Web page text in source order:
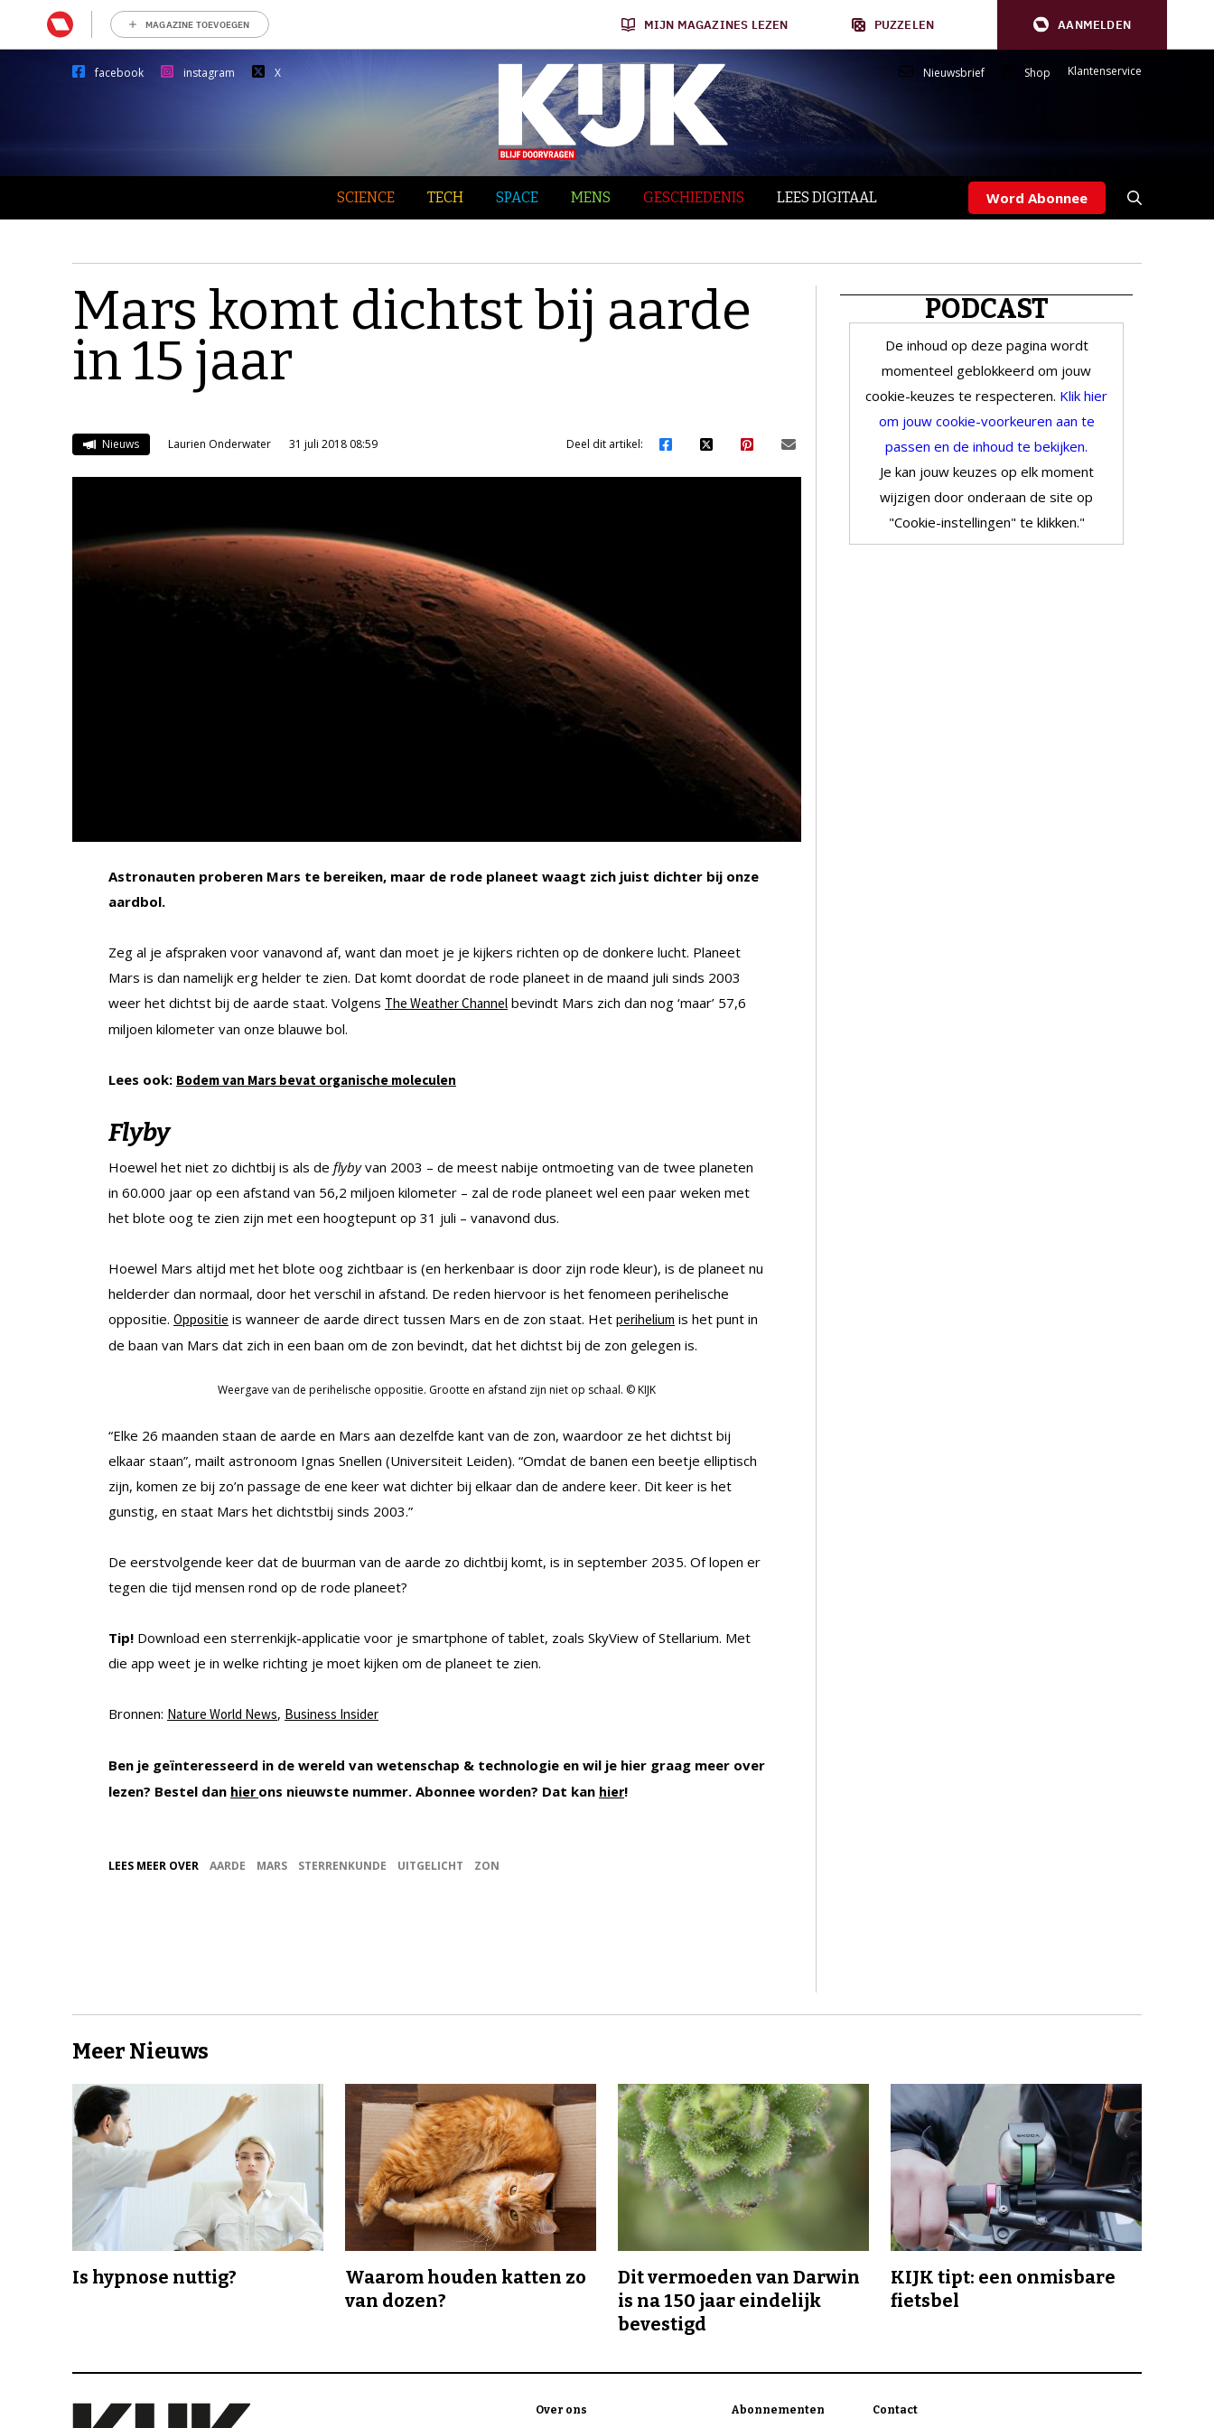
MAGAZINE TOEVOEGEN MIJN MAGAZINES LEZEN PUZZELEN AANMELDEN
facebook instagram X Nieuwsbrief Shop Klantenservice
SCIENCE TECH SPACE MENS GESCHIEDENIS LEES DIGITAAL Word Abonnee
Mars komt dichtst bij aarde
in 15 jaar
Nieuws Laurien Onderwater 31 juli 2018 08:59 Deel dit artikel:
Astronauten proberen Mars te bereiken, maar de rode planeet waagt zich juist dichter bij onze
aardbol.
Zeg al je afspraken voor vanavond af, want dan moet je je kijkers richten op de donkere lucht. Planeet
Mars is dan namelijk erg helder te zien. Dat komt doordat de rode planeet in de maand juli sinds 2003
weer het dichtst bij de aarde staat. Volgens The Weather Channel bevindt Mars zich dan nog ‘maar’ 57,6
miljoen kilometer van onze blauwe bol.
Lees ook: Bodem van Mars bevat organische moleculen
Flyby
Hoewel het niet zo dichtbij is als de flybyvan 2003 – de meest nabije ontmoeting van de twee planeten
in 60.000 jaar op een afstand van 56,2 miljoen kilometer – zal de rode planeet wel een paar weken met
het blote oog te zien zijn met een hoogtepunt op 31 juli – vanavond dus.
Hoewel Mars altijd met het blote oog zichtbaar is (en herkenbaar is door zijn rode kleur), is de planeet nu
helderder dan normaal, door het verschil in afstand. De reden hiervoor is het fenomeen perihelische
oppositie. Oppositie is wanneer de aarde direct tussen Mars en de zon staat. Het perihelium is het punt in
de baan van Mars dat zich in een baan om de zon bevindt, dat het dichtst bij de zon gelegen is.
Weergave van de perihelische oppositie. Grootte en afstand zijn niet op schaal. © KIJK
“Elke 26 maanden staan de aarde en Mars aan dezelfde kant van de zon, waardoor ze het dichtst bij
elkaar staan”, mailt astronoom Ignas Snellen (Universiteit Leiden). “Omdat de banen een beetje elliptisch
zijn, komen ze bij zo’n passage de ene keer wat dichter bij elkaar dan de andere keer. Dit keer is het
gunstig, en staat Mars het dichtstbij sinds 2003.”
De eerstvolgende keer dat de buurman van de aarde zo dichtbij komt, is in september 2035. Of lopen er
tegen die tijd mensen rond op de rode planeet?
Tip! Download een sterrenkijk-applicatie voor je smartphone of tablet, zoals SkyView of Stellarium. Met
die app weet je in welke richting je moet kijken om de planeet te zien.
Bronnen: Nature World News, Business Insider
Ben je geïnteresseerd in de wereld van wetenschap & technologie en wil je hier graag meer over
lezen? Bestel dan hier ons nieuwste nummer. Abonnee worden? Dat kan hier!
LEES MEER OVER AARDE MARS STERRENKUNDE UITGELICHT ZON
PODCAST
De inhoud op deze pagina wordt
momenteel geblokkeerd om jouw
cookie-keuzes te respecteren. Klik hier
om jouw cookie-voorkeuren aan te
passen en de inhoud te bekijken.
Je kan jouw keuzes op elk moment
wijzigen door onderaan de site op
"Cookie-instellingen" te klikken."
Meer Nieuws
Is hypnose nuttig?
Waarom houden katten zo
van dozen?
Dit vermoeden van Darwin
is na 150 jaar eindelijk
bevestigd
KIJK tipt: een onmisbare
fietsbel
Over ons Abonnementen Contact